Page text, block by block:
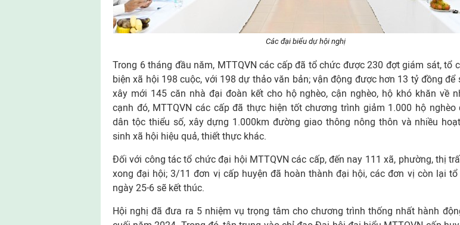
Các đại biểu dự hội nghị
Trong 6 tháng đầu năm, MTTQVN các cấp đã tổ chức được 230 đợt giám sát, tổ
biện xã hội 198 cuộc, với 198 dự thảo văn bản; vận động được hơn 13 tỷ đồng để
xây mới 145 căn nhà đại đoàn kết cho hộ nghèo, cận nghèo, hộ khó khăn về
cạnh đó, MTTQVN các cấp đã thực hiện tốt chương trình giảm 1.000 hộ nghèo
dân tộc thiểu số, xây dựng 1.000km đường giao thông nông thôn và nhiều
sinh xã hội hiệu quả, thiết thực khác.
Đối với công tác tổ chức đại hội MTTQVN các cấp, đến nay 111 xã, phường, thị
xong đại hội; 3/11 đơn vị cấp huyện đã hoàn thành đại hội, các đơn vị còn lại tổ
ngày 25-6 sẽ kết thúc.
Hội nghị đã đưa ra 5 nhiệm vụ trọng tâm cho chương trình thống nhất hành